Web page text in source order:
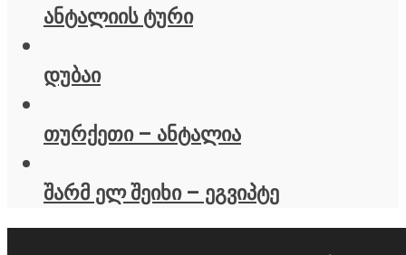
ანტალიის ტური
დუბაი
თურქეთი – ანტალია
შარმ ელ შეიხი – ეგვიპტე